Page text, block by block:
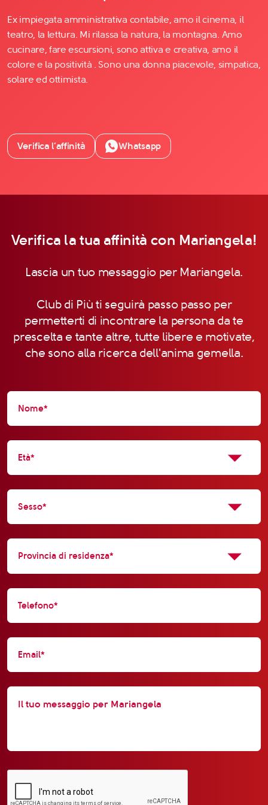
Ex impiegata amministrativa contabile, amo il cinema, il
teatro, la lettura. Mi rilassa la natura, la montagna. Amo
cucinare, fare escursioni, sono attiva e creativa, amo il
colore e la positività . Sono una donna piacevole, simpatica,
solare ed ottimista.
Verifica l’affinità Whatsapp
Verifica la tua affinità con Mariangela!
Lascia un tuo messaggio per Mariangela.
Club di Più ti seguirà passo passo per
permetterti di incontrare la persona da te
prescelta e tante altre, tutte libere e motivate,
che sono alla ricerca dell'anima gemella.